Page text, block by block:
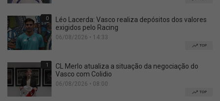
0
Léo Lacerda: Vasco realiza depósitos dos valores
exigidos pelo Racing
06/08/2026 • 14:33
TOP
1
CL Merlo atualiza a situação da negociação do
Vasco com Colidio
06/08/2026 • 08:00
TOP